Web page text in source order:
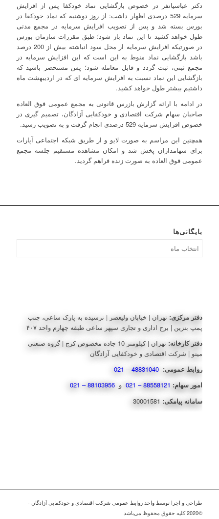
دکتر عباسیانفر در خصوص بازگشایی نماد خودکفا پس از افزایش
سرمایه 529 درصدی اظهار داشت: از روز دوشنبه که نماد خودکفا در
بورس بسته شد و پس از تصویب افزایش سرمایه در مجمع مدتی
طول خواهد کشید تا این نماد باز شود؛ طبق مقررات سازمان بورس
در صورتیکه افزایش سرمایه از محل سود انباشته بیش از 200 درصد
باشد بازگشایی نماد منوط به این است که این افزایش سرمایه در
مجمع ثبتی، ثبت گردد و قابل معامله شود؛ پس مستحضر باشید که
بازگشایی این نماد نسبت به افزایش سرمایه ای که در اردیبهشت ماه
داشتیم بیشتر طول خواهد کشید.
در ادامه با ارائه گزارش بازرس قانونی به مجمع عمومی فوق العاده
صاحبان سهام شرکت اقتصادی و خودکفایی آزادگان، تصمیم گیری در
خصوص افزایش سرمایه 529 درصدی انجام گرفت و به تصویب رسید.
همچنین این مراسم به صورت لایو و از طریق شبکه اجتماعی آپارات
برای سهامداران پخش شد و امکان مشاهده مستقیم جلسه مجمع
عمومی فوق العاده به صورت زنده فراهم گردید.
بایگانی‌ها
دفتر مرکزی: تهران | خیابان ولیعصر | نرسیده به پارک ساعی، جنب
پمپ بنزین | برج اداری و تجاری سپهر ساعی طبقه چهارم واحد ۴۰۷
دفتر کارخانه:
تهران | کیلومتر 10 جاده مخصوص کرج | گروه صنعتی
مینو | شرکت اقتصادی و خودکفایی آزادگان
روابط عمومی:
امور سهام: 88558121 – 021 و
سامانه پیامکی:
طراحی و اجرا توسط واحد روابط عمومی شرکت اقتصادی و خودکفایی آزادگان -
©2020 کلیه حقوق محفوظ می‌باشد